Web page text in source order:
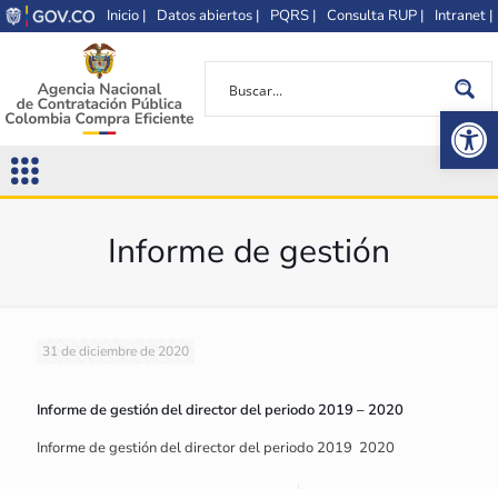
Inicio | Datos abiertos | PQRS | Consulta RUP | Intranet |
Informe de gestión
31 de diciembre de 2020
Informe de gestión del director del periodo 2019 – 2020
Informe de gestión del director del periodo 2019  2020